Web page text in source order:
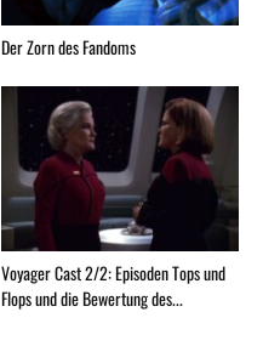
Der Zorn des Fandoms
Voyager Cast 2/2: Episoden Tops und
Flops und die Bewertung des...